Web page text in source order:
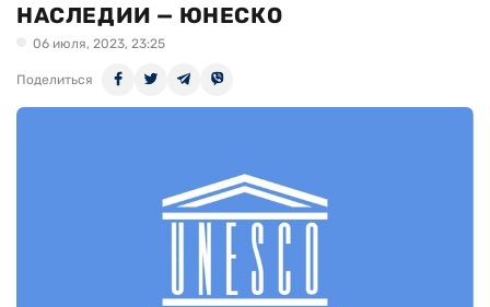
НАСЛЕДИИ — ЮНЕСКО
06 июля, 2023, 23:25
Поделиться